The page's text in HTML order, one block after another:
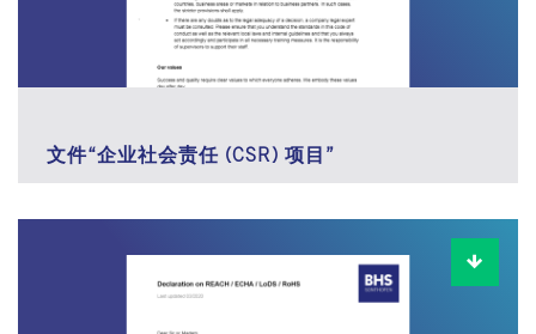
文件“企业社会责任 (CSR) 项目”